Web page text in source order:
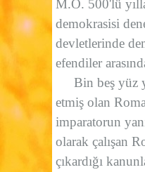
M.Ö. 500'lü
demokrasisi
devletlerinde
efendiler
Bin beş yüz
etmiş olan
imparatorun
olarak çalışan
çıkardığı